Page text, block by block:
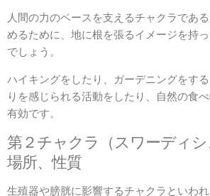
人間の力のベースを支えるチャクラであ
めるために、地に根を張るイメージを持
でしょう。
ハイキングをしたり、ガーデニングをす
りを感じられる活動をしたり、自然の食
有効です。
第２ チャクラ（スワーディ
場所、性質
生殖器や膀胱に影響するチャクラといわ